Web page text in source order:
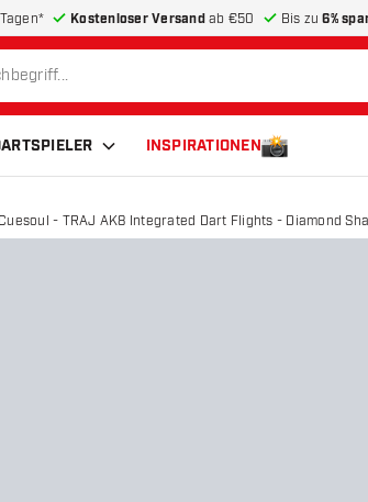
Kostenloser Versandab €50 Bis zu6%
INSPIRATIONEN
Cuesoul - TRAJ AK8 Integrated Dart Flights - Diamond